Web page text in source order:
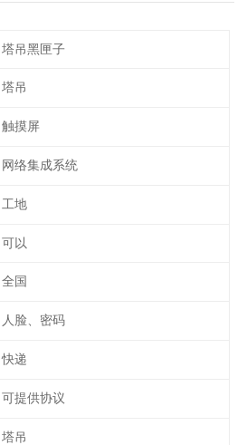
塔吊黑匣子
塔吊
触摸屏
网络集成系统
工地
可以
全国
人脸、密码
快递
可提供协议
塔吊